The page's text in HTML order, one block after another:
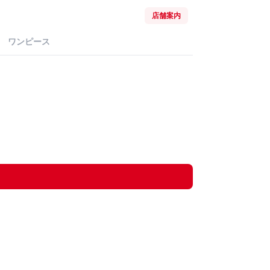
店舗案内
ワンピース